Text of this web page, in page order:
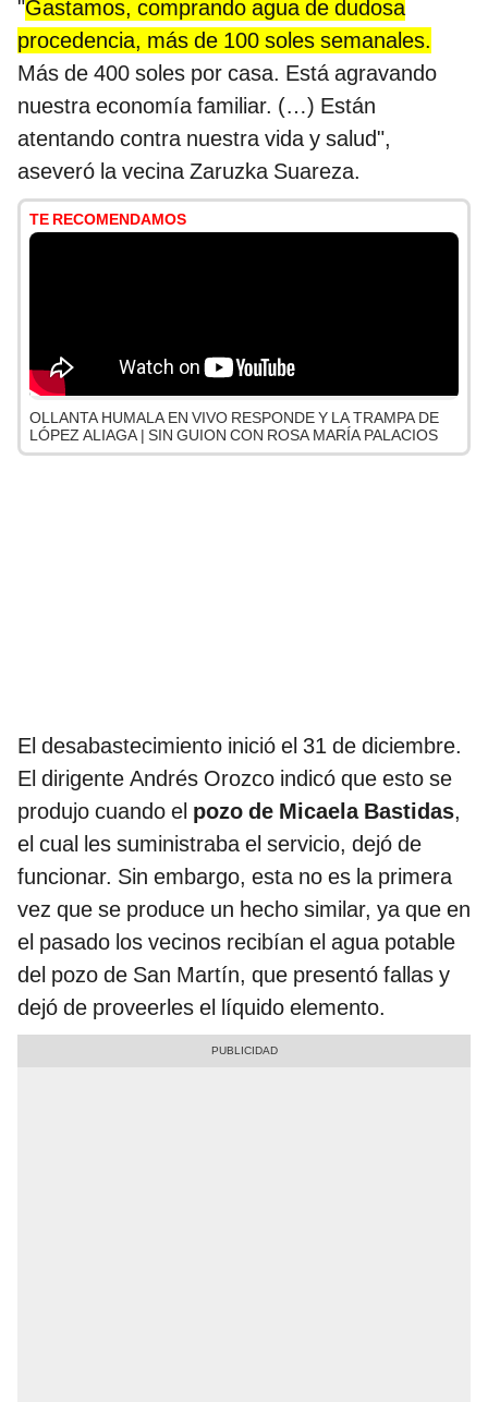
"Gastamos, comprando agua de dudosa
procedencia, más de 100 soles semanales.
Más de 400 soles por casa. Está agravando
nuestra economía familiar. (…) Están
atentando contra nuestra vida y salud",
aseveró la vecina Zaruzka Suareza.
TE RECOMENDAMOS
OLLANTA HUMALA EN VIVO RESPONDE Y LA TRAMPA DE
LÓPEZ ALIAGA | SIN GUION CON ROSA MARÍA PALACIOS
El desabastecimiento inició el 31 de diciembre.
El dirigente Andrés Orozco indicó que esto se
produjo cuando el pozo de Micaela Bastidas,
el cual les suministraba el servicio, dejó de
funcionar. Sin embargo, esta no es la primera
vez que se produce un hecho similar, ya que en
el pasado los vecinos recibían el agua potable
del pozo de San Martín, que presentó fallas y
dejó de proveerles el líquido elemento.